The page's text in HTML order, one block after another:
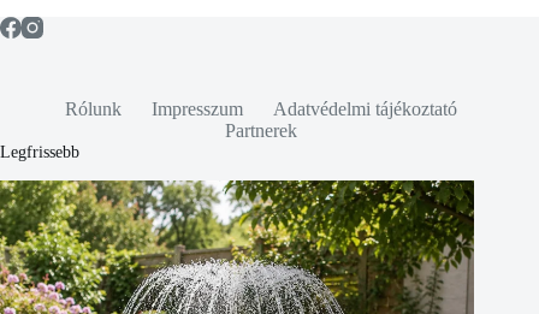
Rólunk Impresszum
Adatvédelmi tájékoztató
Partnerek
Legfrissebb